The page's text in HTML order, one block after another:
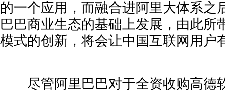
的一个应用，而融合进阿里大体系之
巴巴商业生态的基础上发展，由此所
模式的创新，将会让中国互联网用户
尽管阿里巴巴对于全资收购高德